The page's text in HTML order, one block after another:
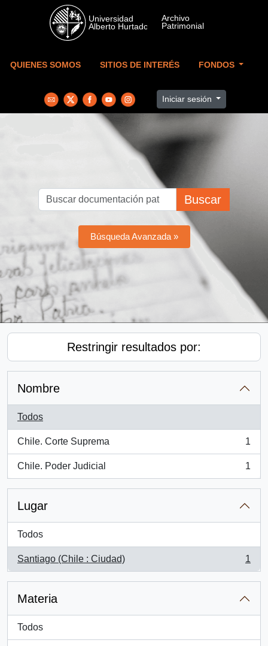
Skip to main content
QUIENES SOMOS SITIOS DE INTERÉS FONDOS
Iniciar sesión
Buscar
Búsqueda Avanzada »
Restringir resultados por:
Nombre
Todos
Chile. Corte Suprema
, 1 resultados
1
Chile. Poder Judicial
, 1 resultados
1
Lugar
Todos
Santiago (Chile : Ciudad)
, 1 resultados
1
Materia
Todos